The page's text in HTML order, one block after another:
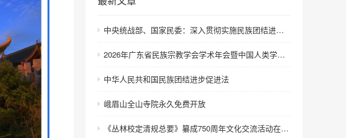
中央统战部、国家民委：深入贯彻实施民族团结进步促进法 进一步增强中华民族凝聚力向心力
2026年广东省民族宗教学会学术年会暨中国人类学民族学研究会城市民族工作研究专业委员会更名会议在深圳召开
中华人民共和国民族团结进步促进法
峨眉山全山寺院永久免费开放
《丛林校定清规总要》纂成750周年文化交流活动在浙江金华举行